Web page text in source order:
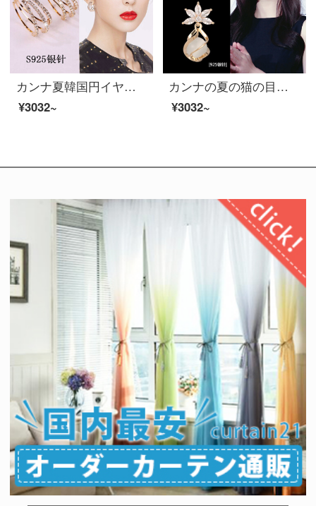
カンナ夏韓国円イヤリング女性2021年新型ピアス防アレルギー港風復古気質誇張シルバー925シルバー
¥3032~
カンナの夏の猫の目の石のイヤリング韓国の気質のファッションネットの赤いピアスの女性2021年の新型の湿った水晶のジルコンの銀の耳は月の明るいバラ型の水滴（金色）を飾ります。
¥3032~